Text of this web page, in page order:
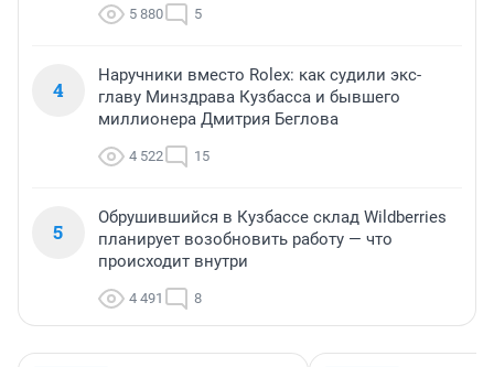
5 880 5
4
Наручники вместо Rolex: как судили экс-
главу Минздрава Кузбасса и бывшего
миллионера Дмитрия Беглова
4 522 15
5
Обрушившийся в Кузбассе склад Wildberries
планирует возобновить работу — что
происходит внутри
4 491 8